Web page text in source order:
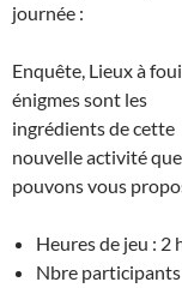
journée :
Enquête, Lieux à
énigmes sont les
ingrédients de cette
nouvelle activité
pouvons vous
Heures de jeu : 2
Nbre